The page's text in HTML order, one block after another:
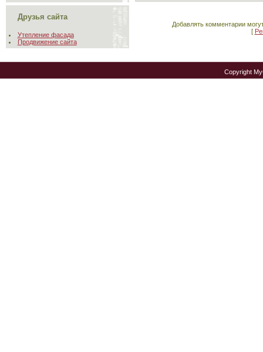
Друзья сайта
Утепление фасада
Продвижение сайта
Добавлять комментарии
[
Copyright